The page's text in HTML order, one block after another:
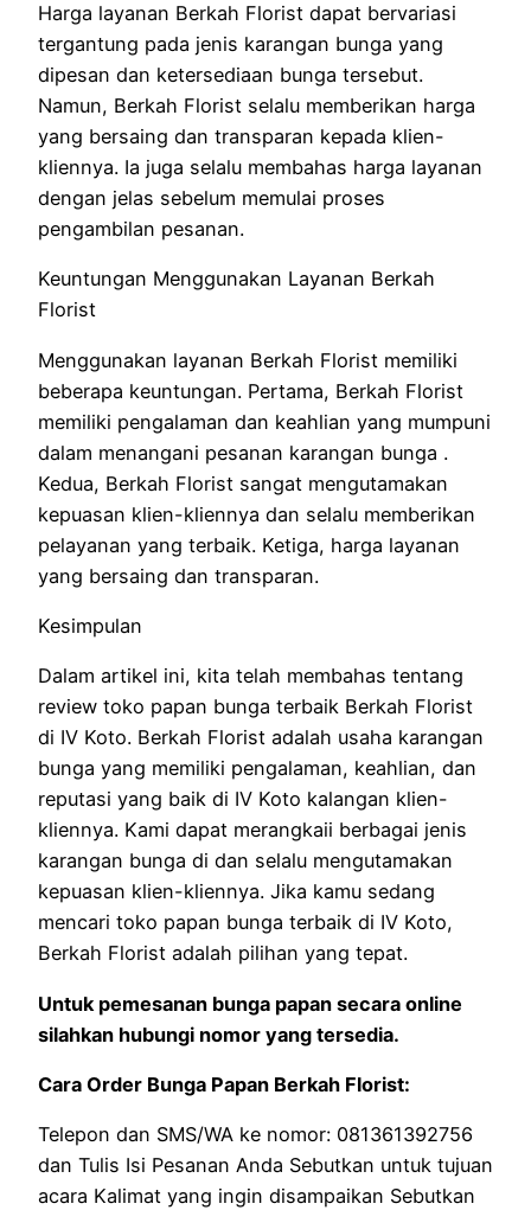
Harga layanan Berkah Florist dapat bervariasi
tergantung pada jenis karangan bunga yang
dipesan dan ketersediaan bunga tersebut.
Namun, Berkah Florist selalu memberikan harga
yang bersaing dan transparan kepada klien-
kliennya. Ia juga selalu membahas harga layanan
dengan jelas sebelum memulai proses
pengambilan pesanan.
Keuntungan Menggunakan Layanan Berkah
Florist
Menggunakan layanan Berkah Florist memiliki
beberapa keuntungan. Pertama, Berkah Florist
memiliki pengalaman dan keahlian yang mumpuni
dalam menangani pesanan karangan bunga .
Kedua, Berkah Florist sangat mengutamakan
kepuasan klien-kliennya dan selalu memberikan
pelayanan yang terbaik. Ketiga, harga layanan
yang bersaing dan transparan.
Kesimpulan
Dalam artikel ini, kita telah membahas tentang
review toko papan bunga terbaik Berkah Florist
di IV Koto. Berkah Florist adalah usaha karangan
bunga yang memiliki pengalaman, keahlian, dan
reputasi yang baik di IV Koto kalangan klien-
kliennya. Kami dapat merangkaii berbagai jenis
karangan bunga di dan selalu mengutamakan
kepuasan klien-kliennya. Jika kamu sedang
mencari toko papan bunga terbaik di IV Koto,
Berkah Florist adalah pilihan yang tepat.
Untuk pemesanan bunga papan secara online
silahkan hubungi nomor yang tersedia.
Cara Order Bunga Papan Berkah Florist:
Telepon dan SMS/WA ke nomor: 081361392756
dan Tulis Isi Pesanan Anda Sebutkan untuk tujuan
acara Kalimat yang ingin disampaikan Sebutkan